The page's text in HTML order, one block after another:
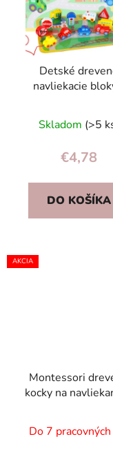
Detské
navliekacie
dopravnými
12 ks
Skladom (>5
€4,78
DO KOŠÍKA
AKCIA
Montessori
kocky na
12 ks (3+)
Do 7